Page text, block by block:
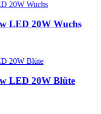
LED 20W Wuchs
LED 20W Blüte